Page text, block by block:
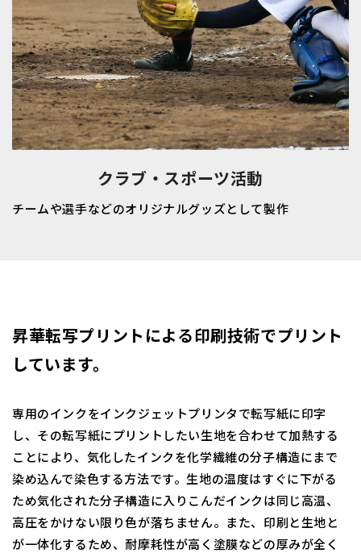
クラブ・スポーツ活動
チームや選手などのオリジナルグッズとして製作
昇華転写プリントによる印刷技術でプリント
しています。
専用のインクをインクジェットプリンタで転写紙に印字
し、その転写紙にプリントしたい生地を合わせて加熱する
ことにより、気化したインクを化学繊維の分子構造にまで
染め込んで染色する方法です。生地の温度はすぐに下がる
ため気化された分子構造に入りこんだインクは同じ高温、
高圧をかけない限り色が落ちません。また、印刷と生地と
が一体化するため、耐摩耗性が高く塗膜などの厚みが全く